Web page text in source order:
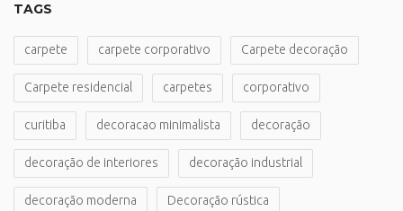
TAGS
carpete carpete corporativo Carpete decoração
Carpete residencial carpetes corporativo
curitiba decoracao minimalista decoração
decoração de interiores decoração industrial
decoração moderna Decoração rústica